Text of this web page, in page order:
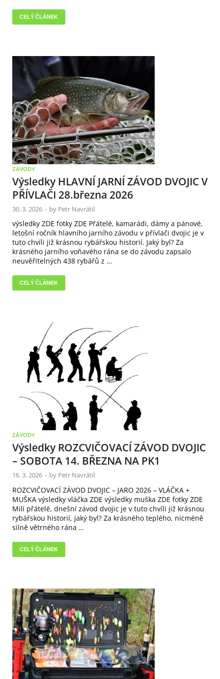
CELÝ ČLÁNEK
ZÁVODY
Výsledky HLAVNÍ JARNÍ ZÁVOD DVOJIC V
PŘÍVLAČI 28.března 2026
30. 3. 2026 - by Petr Navrátil
výsledky ZDE fotky ZDE Přátelé, kamarádi, dámy a pánové,
letošní ročník hlavního jarního závodu v přívlači dvojic je v
tuto chvíli již krásnou rybářskou historií. Jaký byl? Za
krásného jarního voňavého rána se do závodu zapsalo
neuvěřitelných 438 rybářů z …
CELÝ ČLÁNEK
ZÁVODY
Výsledky ROZCVIČOVACÍ ZÁVOD DVOJIC
– SOBOTA 14. BŘEZNA NA PK1
16. 3. 2026 - by Petr Navrátil
ROZCVIČOVACÍ ZÁVOD DVOJIC – JARO 2026 – VLÁČKA +
MUŠKA výsledky vláčka ZDE výsledky muška ZDE fotky ZDE
Milí přátelé, dnešní závod dvojic je v tuto chvíli již krásnou
rybářskou historií, jaký byl? Za krásného teplého, nicméně
silně větrného rána …
CELÝ ČLÁNEK